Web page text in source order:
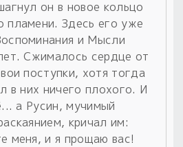
он в новое кольцо
пламени. Здесь его уже
и Мысли
Сжималось сердце от
поступки, хотя тогда
в них ничего плохого. И
а Русин, мучимый
кричал им:
меня, и я прощаю вас!